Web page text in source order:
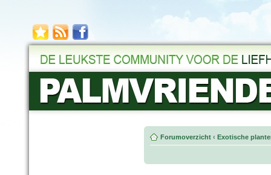
Forumoverzicht ‹ Exotische